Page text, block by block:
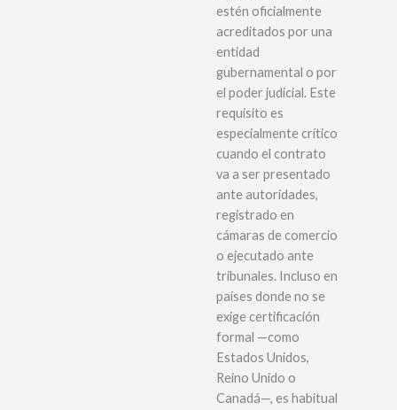
estén oficialmente
acreditados por una
entidad
gubernamental o por
el poder judicial. Este
requisito es
especialmente crítico
cuando el contrato
va a ser presentado
ante autoridades,
registrado en
cámaras de comercio
o ejecutado ante
tribunales. Incluso en
países donde no se
exige certificación
formal —como
Estados Unidos,
Reino Unido o
Canadá—, es habitual